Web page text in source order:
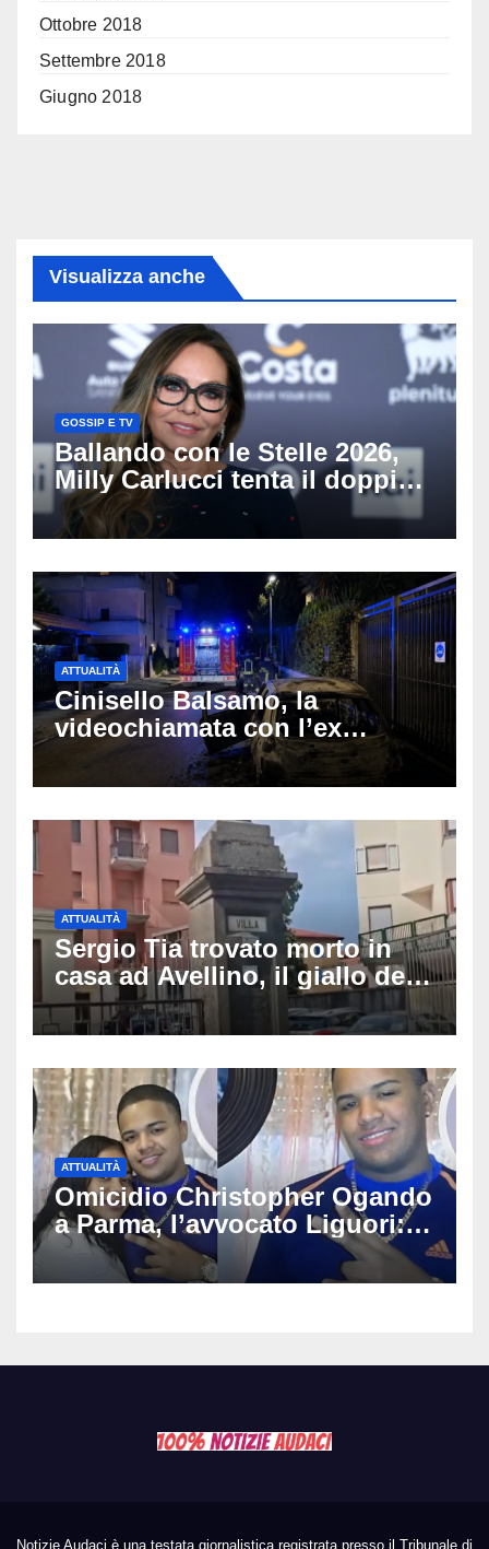
Ottobre 2018
Settembre 2018
Giugno 2018
Visualizza anche
GOSSIP E TV
Ballando con le Stelle 2026,
Milly Carlucci tenta il doppio
colpo: tra i papabili Ornella
Muti e Monica Guerritore
ATTUALITÀ
Cinisello Balsamo, la
videochiamata con l’ex
fidanzata e il dramma: 35enne
lotta tra la vita e la morte
ATTUALITÀ
Sergio Tia trovato morto in
casa ad Avellino, il giallo della
porta socchiusa: disposta
l’autopsia
ATTUALITÀ
Omicidio Christopher Ogando
a Parma, l’avvocato Liguori:
«Ogni elemento va
approfondito fino in fondo»,
Notizie Audaci è una testata giornalistica registrata presso il Tribunale di